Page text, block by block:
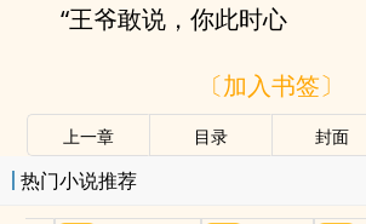
“王爷敢说，你此时心
〔加入书签〕
上一章 目录 封面
热门小说推荐